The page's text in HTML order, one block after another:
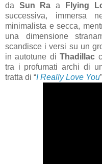
da Sun Ra a Flying
successiva, immersa
minimalista e secca,
una dimensione
scandisce i versi su un
in autotune diThadillac
tra i profumati archi di
tratta di “I Really Love You